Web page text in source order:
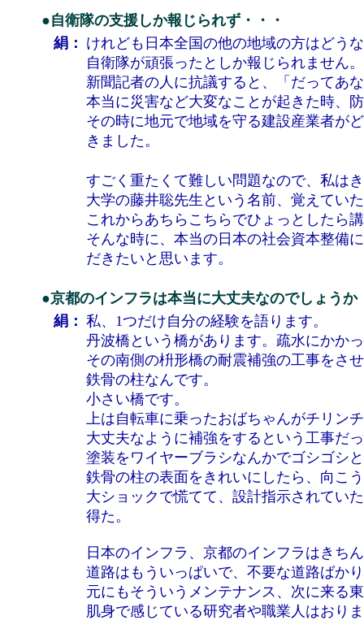
●自衛隊の支援しか報じられず・・・
絹： けれども日本全国の他の地域の方はどう
自衛隊が頑張ったとしか報じられません。
新聞記者の人に抗議すると、「だってあ
本当に災害など大変なことが起きた時、
その時に地元で地域を守る建設産業者が
きました。
すごく重たくて難しい問題なので、私は
大学の藤井聡先生という名前、覚えてい
これからあちらこちらでひょっとしたら
そんな時に、本当の日本の社会資本整備
だきたいと思います。
●京都のインフラは本当に大丈夫なのでしょうか
絹： 私、1つだけ自分の経験を語ります。
丹波橋という橋があります。疏水にかか
その南側の枡形橋の耐震補強の工事をさ
鉄骨の柱なんです。
小さい橋です。
上は自転車に乗ったおばちゃんがチリン
大丈夫なように補強をするという工事だ
塗装をワイヤーブラシなんかでゴシゴシ
鉄骨の柱の表面をきれいにしたら、向こ
大ショックで慌てて、設計指示されてい
得た。
日本のインフラ、京都のインフラはきち
道路はもういっぱいで、不要な道路ばか
元にもそういうメンテナンス、次に来る
肌身で感じている研究者や職業人はおり